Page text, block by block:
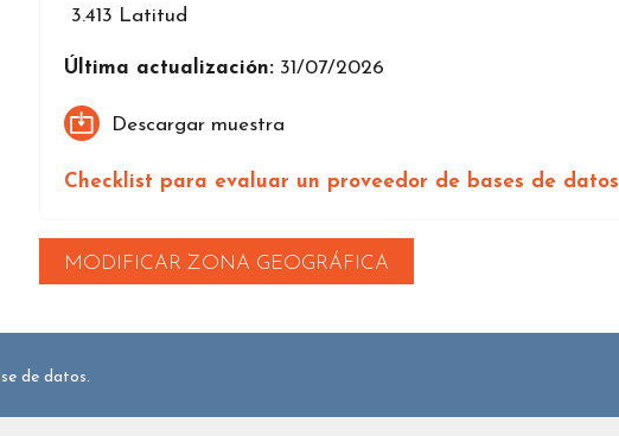
3.413 Latitud
Última actualización: 31/07/2026
Descargar muestra
Checklist para evaluar un proveedor de bases de datos
MODIFICAR ZONA GEOGRÁFICA
de datos.